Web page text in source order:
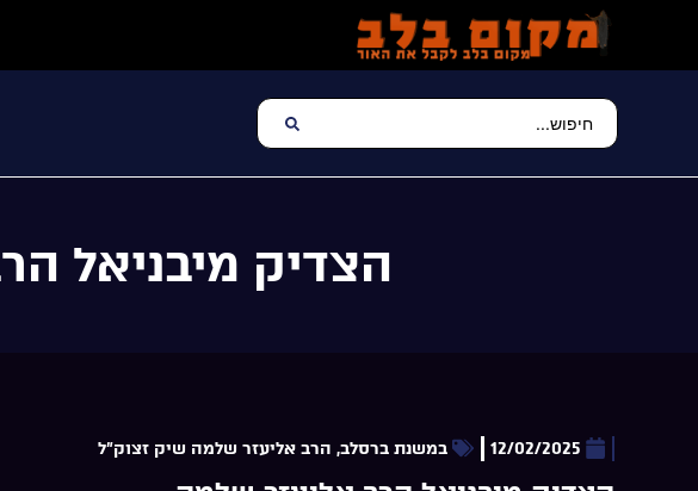
הצדיק מיבניאל
12/02/2025 במשנת ברסלב, הרב אליעזר שלמה שיק זצוק"ל